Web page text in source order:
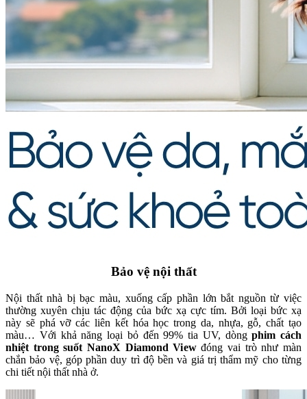
Bảo vệ nội thất
Nội thất nhà bị bạc màu, xuống cấp phần lớn bắt nguồn từ việc
thường xuyên chịu tác động của bức xạ cực tím. Bởi loại bức xạ
này sẽ phá vỡ các liên kết hóa học trong da, nhựa, gỗ, chất tạo
màu… Với khả năng loại bỏ đến 99% tia UV, dòngphim cách
nhiệt trong suốt NanoX Diamond Viewđóng vai trò như màn
chắn bảo vệ, góp phần duy trì độ bền và giá trị thẩm mỹ cho từng
chi tiết nội thất nhà ở.